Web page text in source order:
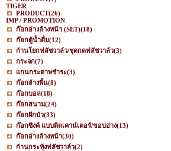
TIGER
PRODUCT(26)
IMP / PROMOTION
ก๊อกอ่างล้างหน้า (SET)(18)
ก๊อกตู้น้ำดื่ม(12)
ก้านโยกฟลัชวาล์ว/ชุดกดฟลัชวาล์ว(3)
กระจก(7)
แกนกระดาษชำระ(3)
ก๊อกล้างพื้น(8)
ก๊อกบอล(18)
ก๊อกสนาม(24)
ก๊อกฝักบัว(33)
ก๊อกซิงค์ แบบติดเคาน์เตอร์/ขอบอ่าง(13)
ก๊อกอ่างล้างหน้า(30)
ก้านกระทุ้งฟลัชวาล์ว(2)